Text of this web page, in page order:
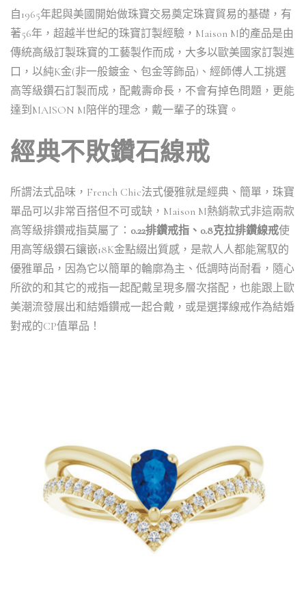
自1965年起與美國開始做珠寶交易奠定珠寶貿易的基礎，有
著56年，超越半世紀的珠寶訂製經驗，Maison M的產品是由
傳統高級訂製珠寶的工藝製作而成，大多以歐美國家訂製進
口，以純K金(非一般鍍金、包金等飾品)、經師傅人工挑選
高等級鑽石訂製而成，配戴壽命長，不會有掉色問題，更能
達到MAISON M陪伴的理念，戴一輩子的珠寶。
經典不敗鑽石線戒
所謂法式品味，French Chic法式優雅就是經典、簡單，珠寶
單品可以非常百搭但不可或缺，Maison M熱銷款式非這兩款
高等級排鑽戒指莫屬了： 0.22排鑽戒指、0.8克拉排鑽線戒使
用高等級鑽石鑲嵌18K金點綴出質感，是款人人都能駕馭的
優雅單品，因為它以簡單的輪廓為主、低調時尚耐看，隨心
所欲的和其它的戒指一起配戴呈現多層次搭配，也能跟上歐
美潮流發展出和結婚鑽戒一起合戴，或是選擇線戒作為結婚
對戒的CP值單品！